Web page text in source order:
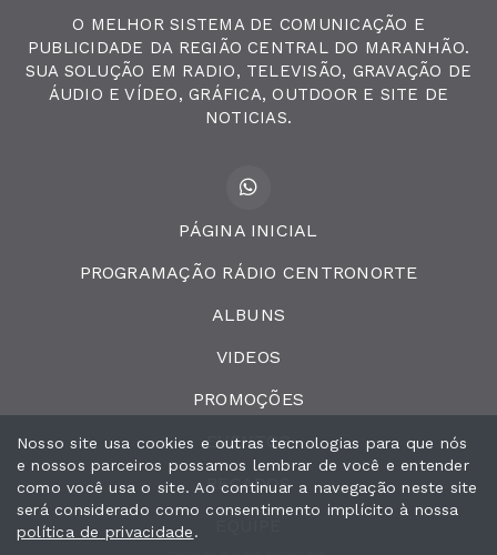
O MELHOR SISTEMA DE COMUNICAÇÃO E
PUBLICIDADE DA REGIÃO CENTRAL DO MARANHÃO.
SUA SOLUÇÃO EM RADIO, TELEVISÃO, GRAVAÇÃO DE
ÁUDIO E VÍDEO, GRÁFICA, OUTDOOR E SITE DE
NOTICIAS.
PÁGINA INICIAL
PROGRAMAÇÃO RÁDIO CENTRONORTE
ALBUNS
VIDEOS
PROMOÇÕES
EVENTOS
RECADOS
Nosso site usa cookies e outras tecnologias para que nós
e nossos parceiros possamos lembrar de você e entender
como você usa o site. Ao continuar a navegação neste site
será considerado como consentimento implícito à nossa
política de privacidade.